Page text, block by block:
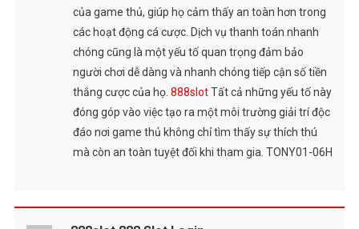
của game thủ, giúp họ cảm thấy an toàn hơn trong
các hoạt động cá cược. Dịch vụ thanh toán nhanh
chóng cũng là một yếu tố quan trọng đảm bảo
người chơi dễ dàng và nhanh chóng tiếp cận số tiền
thắng cược của họ. 888slotTất cả những yếu tố này
đóng góp vào việc tạo ra một môi trường giải trí độc
đáo nơi game thủ không chỉ tìm thấy sự thích thú
mà còn an toàn tuyệt đối khi tham gia. TONY01-06H